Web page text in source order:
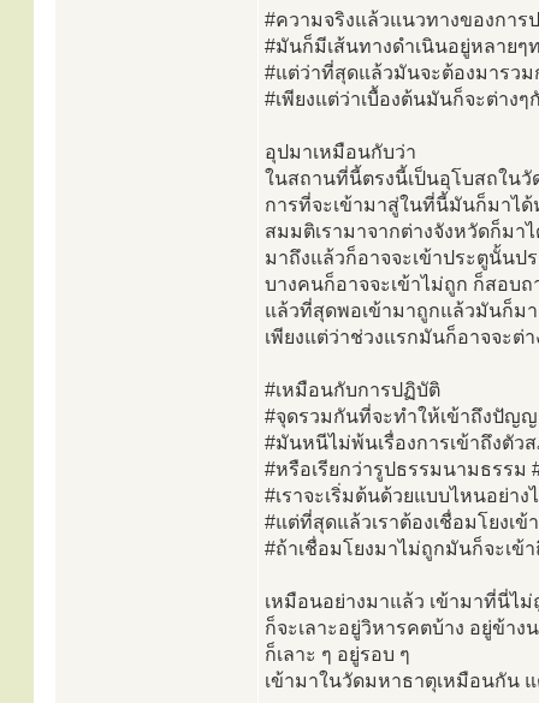
#ความจริงแล้วแนวทางของการ
#มันก็มีเส้นทางดำเนินอยู่หลายๆ
#แต่ว่าที่สุดแล้วมันจะต้องมารวม
#เพียงแต่ว่าเบื้องต้นมันก็จะต่างๆ
อุปมาเหมือนกับว่า
ในสถานที่นี้ตรงนี้เป็นอุโบสถในวั
การที่จะเข้ามาสู่ในที่นี้มันก็มาได้
สมมติเรามาจากต่างจังหวัดก็มา
มาถึงแล้วก็อาจจะเข้าประตูนั้นป
บางคนก็อาจจะเข้าไม่ถูก ก็สอบถ
แล้วที่สุดพอเข้ามาถูกแล้วมันก็ม
เพียงแต่ว่าช่วงแรกมันก็อาจจะต่
#เหมือนกับการปฏิบัติ
#จุดรวมกันที่จะทำให้เข้าถึงปัญ
#มันหนีไม่พ้นเรื่องการเข้าถึงตัว
#หรือเรียกว่ารูปธรรมนามธรรม
#เราจะเริ่มต้นด้วยแบบไหนอย่าง
#แต่ที่สุดแล้วเราต้องเชื่อมโยงเ
#ถ้าเชื่อมโยงมาไม่ถูกมันก็จะเข้
เหมือนอย่างมาแล้ว เข้ามาที่นี่ไม่
ก็จะเลาะอยู่วิหารคตบ้าง อยู่ข้าง
ก็เลาะ ๆ อยู่รอบ ๆ
เข้ามาในวัดมหาธาตุเหมือนกัน